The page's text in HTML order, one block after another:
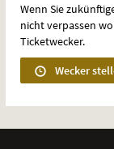
Wenn Sie
nicht verpassen
Ticketwecker.
Wecker